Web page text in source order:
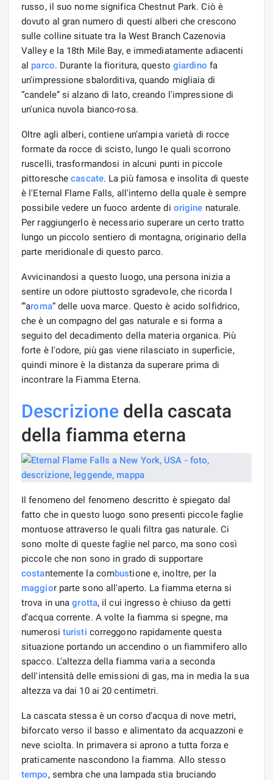
russo, il suo nome significa Chestnut Park. Ciò è
dovuto al gran numero di questi alberi che crescono
sulle colline situate tra la West Branch Cazenovia
Valley e la 18th Mile Bay, e immediatamente adiacenti
al parco. Durante la fioritura, questo giardino fa
un'impressione sbalorditiva, quando migliaia di
“candele” si alzano di lato, creando l'impressione di
un'unica nuvola bianco-rosa.
Oltre agli alberi, contiene un'ampia varietà di rocce
formate da rocce di scisto, lungo le quali scorrono
ruscelli, trasformandosi in alcuni punti in piccole
pittoreschecascate. La più famosa e insolita di queste
è l'Eternal Flame Falls, all'interno della quale è sempre
possibile vedere un fuoco ardente di origine naturale.
Per raggiungerlo è necessario superare un certo tratto
lungo un piccolo sentiero di montagna, originario della
parte meridionale di questo parco.
Avvicinandosi a questo luogo, una persona inizia a
sentire un odore piuttosto sgradevole, che ricorda l
‘”aroma” delle uova marce. Questo è acido solfidrico,
che è un compagno del gas naturale e si forma a
seguito del decadimento della materia organica. Più
forte è l'odore, più gas viene rilasciato in superficie,
quindi minore è la distanza da superare prima di
incontrare la Fiamma Eterna.
Descrizione della cascata
della fiamma eterna
Il fenomeno del fenomeno descritto è spiegato dal
fatto che in questo luogo sono presenti piccole faglie
montuose attraverso le quali filtra gas naturale. Ci
sono molte di queste faglie nel parco, ma sono così
piccole che non sono in grado di supportare
costantemente la combustione e, inoltre, per la
maggior parte sono all'aperto. La fiamma eterna si
trova in unagrotta, il cui ingresso è chiuso da getti
d'acqua corrente. A volte la fiamma si spegne, ma
numerosi turisti correggono rapidamente questa
situazione portando un accendino o un fiammifero allo
spacco. L'altezza della fiamma varia a seconda
dell'intensità delle emissioni di gas, ma in media la sua
altezza va dai 10 ai 20 centimetri.
La cascata stessa è un corso d'acqua di nove metri,
biforcato verso il basso e alimentato da acquazzoni e
neve sciolta. In primavera si aprono a tutta forza e
praticamente nascondono la fiamma. Allo stesso
tempo, sembra che una lampada stia bruciando